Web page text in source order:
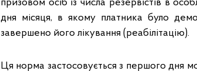
призовом осіб із числа резервістів в
дня місяця, в якому платника було
завершено його лікування (реабілітацію).
Ця норма застосовується з першого дня